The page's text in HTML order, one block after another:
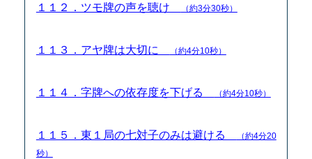
１１２．ツモ牌の声を聴け （約3分30秒）
１１３．アヤ牌は大切に （約4分10秒）
１１４．字牌への依存度を下げる （約4分10秒）
１１５．東１局の七対子のみは避ける
（約4分20
秒）